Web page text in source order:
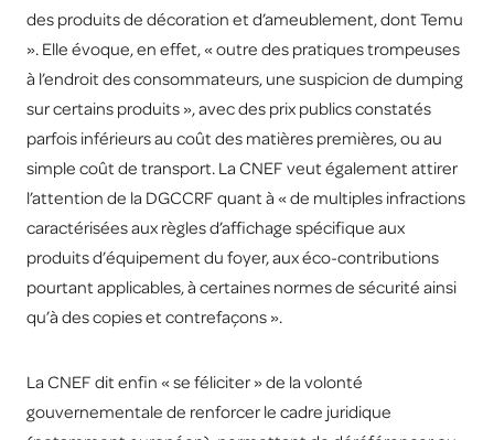
des produits de décoration et d’ameublement, dont Temu
». Elle évoque, en effet, « outre des pratiques trompeuses
à l’endroit des consommateurs, une suspicion de dumping
sur certains produits », avec des prix publics constatés
parfois inférieurs au coût des matières premières, ou au
simple coût de transport. La CNEF veut également attirer
l’attention de la DGCCRF quant à « de multiples infractions
caractérisées aux règles d’affichage spécifique aux
produits d’équipement du foyer, aux éco-contributions
pourtant applicables, à certaines normes de sécurité ainsi
qu’à des copies et contrefaçons ».
La CNEF dit enfin « se féliciter » de la volonté
gouvernementale de renforcer le cadre juridique